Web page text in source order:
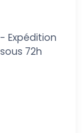
- Expédition
sous 72h